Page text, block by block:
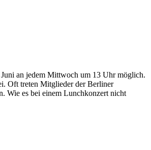
an jedem Mittwoch um 13 Uhr möglich.
Oft treten Mitglieder der Berliner
Wie es bei einem Lunchkonzert nicht